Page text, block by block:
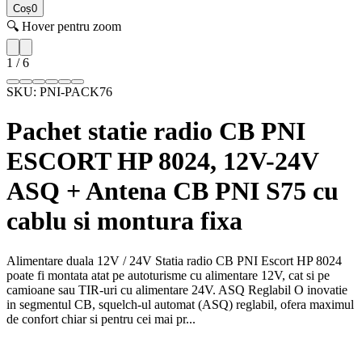
Coș0
🔍 Hover pentru zoom
1 /6
SKU: PNI-PACK76
Pachet statie radio CB PNI
ESCORT HP 8024, 12V-24V
ASQ + Antena CB PNI S75 cu
cablu si montura fixa
Alimentare duala 12V / 24V Statia radio CB PNI Escort HP 8024
poate fi montata atat pe autoturisme cu alimentare 12V, cat si pe
camioane sau TIR-uri cu alimentare 24V. ASQ Reglabil O inovatie
in segmentul CB, squelch-ul automat (ASQ) reglabil, ofera maximul
de confort chiar si pentru cei mai pr...